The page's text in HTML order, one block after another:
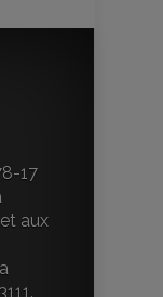
17
aux